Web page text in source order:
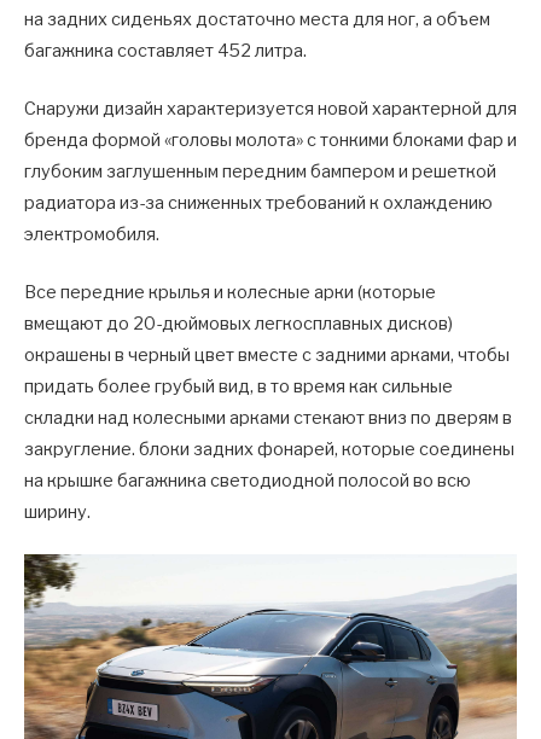
на задних сиденьях достаточно места для ног, а объем
багажника составляет 452 литра.
Снаружи дизайн характеризуется новой характерной для
бренда формой «головы молота» с тонкими блоками фар и
глубоким заглушенным передним бампером и решеткой
радиатора из-за сниженных требований к охлаждению
электромобиля.
Все передние крылья и колесные арки (которые
вмещают до 20-дюймовых легкосплавных дисков)
окрашены в черный цвет вместе с задними арками, чтобы
придать более грубый вид, в то время как сильные
складки над колесными арками стекают вниз по дверям в
закругление. блоки задних фонарей, которые соединены
на крышке багажника светодиодной полосой во всю
ширину.